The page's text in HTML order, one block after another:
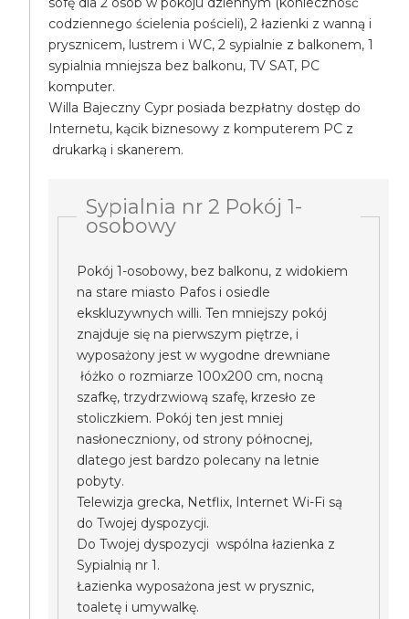
codziennego ścielenia pościeli), 2 łazienki z wanną i
prysznicem, lustrem i WC, 2 sypialnie z balkonem, 1
sypialnia mniejsza bez balkonu, TV SAT, PC
komputer.
Willa Bajeczny Cypr posiada bezpłatny dostęp do
Internetu, kącik biznesowy z komputerem PC z
drukarką i skanerem.
Sypialnia nr 2 Pokój 1-
osobowy
Pokój 1-osobowy, bez balkonu, z widokiem
na stare miasto Pafos i osiedle
ekskluzywnych willi. Ten mniejszy pokój
znajduje się na pierwszym piętrze, i
wyposażony jest w wygodne drewniane
łóżko o rozmiarze 100x200 cm, nocną
szafkę, trzydrzwiową szafę, krzesło ze
stoliczkiem. Pokój ten jest mniej
nasłoneczniony, od strony północnej,
dlatego jest bardzo polecany na letnie
pobyty.
Telewizja grecka, Netflix, Internet Wi-Fi są
do Twojej dyspozycji.
Do Twojej dyspozycji wspólna łazienka z
Sypialnią nr 1.
Łazienka wyposażona jest w prysznic,
toaletę i umywalkę.